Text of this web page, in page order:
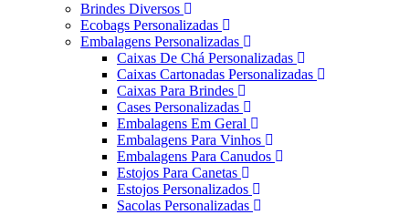
Brindes Diversos
Ecobags Personalizadas
Embalagens Personalizadas
Caixas De Chá Personalizadas
Caixas Cartonadas Personalizadas
Caixas Para Brindes
Cases Personalizadas
Embalagens Em Geral
Embalagens Para Vinhos
Embalagens Para Canudos
Estojos Para Canetas
Estojos Personalizados
Sacolas Personalizadas